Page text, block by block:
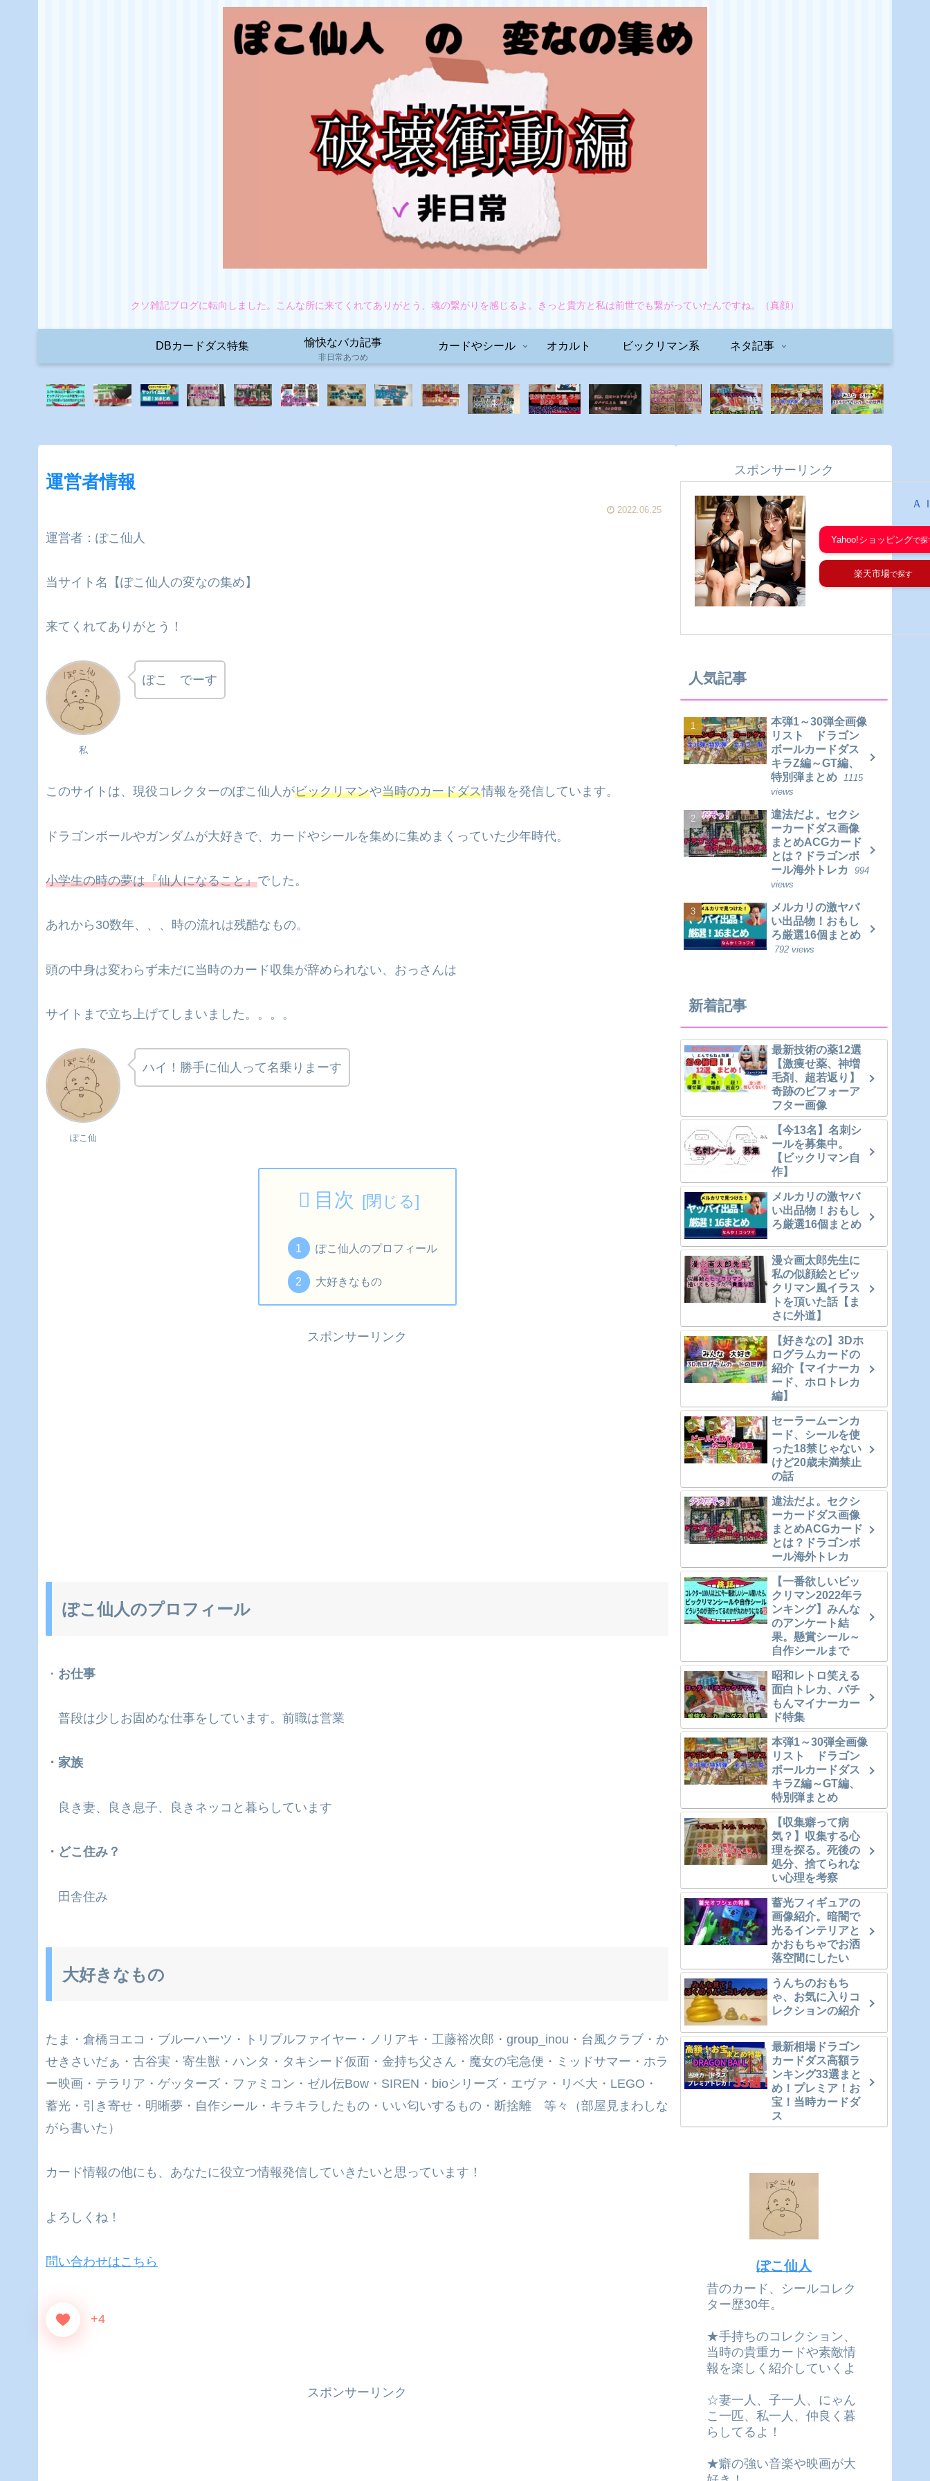
クソ雑記ブログに転向しました。こんな所に来てくれてありがとう、魂の繋がりを感じるよ。きっと貴方と私は前世でも繋がっていたんですね。（真顔）
DBカードダス特集
愉快なバカ記事
非日常あつめ
カードやシール オカルト ビックリマン系 ネタ記事
運営者情報
2022.06.25
運営者：ぽこ仙人
当サイト名【ぽこ仙人の変なの集め】
来てくれてありがとう！
私
ぽこ でーす
このサイトは、現役コレクターのぽこ仙人がビックリマンや当時のカードダス情報を発信しています。
ドラゴンボールやガンダムが大好きで、カードやシールを集めに集めまくっていた少年時代。
小学生の時の夢は『仙人になること』でした。
あれから30数年、、、時の流れは残酷なもの。
頭の中身は変わらず未だに当時のカード収集が辞められない、おっさんは
サイトまで立ち上げてしまいました。。。。
ぽこ仙
ハイ！勝手に仙人って名乗りまーす
目次
ぽこ仙人のプロフィール
大好きなもの
スポンサーリンク
ぽこ仙人のプロフィール
・ お仕事
普段は少しお固めな仕事をしています。前職は営業
・家族
良き妻、良き息子、良きネッコと暮らしています
・どこ住み？
田舎住み
大好きなもの
たま・倉橋ヨエコ・ブルーハーツ・トリプルファイヤー・ノリアキ・工藤裕次郎・group_inou・台風クラブ・か
せきさいだぁ・古谷実・寄生獣・ハンタ・タキシード仮面・金持ち父さん・魔女の宅急便・ミッドサマー・ホラ
ー映画・テラリア・ゲッターズ・ファミコン・ゼル伝Bow・SIREN・bioシリーズ・エヴァ・リベ大・LEGO・
蓄光・引き寄せ・明晰夢・自作シール・キラキラしたもの・いい匂いするもの・断捨離 等々（部屋見まわしな
がら書いた）
カード情報の他にも、あなたに役立つ情報発信していきたいと思っています！
よろしくね！
問い合わせはこちら
+4
スポンサーリンク
スポンサーリンク
Ａ
Yahoo!ショッピング
楽天市場
人気記事
本弾1～30弾全画像
リスト ドラゴン
ボールカードダス
キラZ編～GT編、
特別弾まとめ 1115
views
違法だよ。セクシ
ーカードダス画像
まとめACGカード
とは？ドラゴンボ
ール海外トレカ
994
views
メルカリの激ヤバ
い出品物！おもし
ろ厳選16個まとめ
792 views
新着記事
最新技術の薬12選
【激痩せ薬、神増
毛剤、超若返り】
奇跡のビフォーア
フター画像
【今13名】名刺シ
ールを募集中。
【ビックリマン自
作】
メルカリの激ヤバ
い出品物！おもし
ろ厳選16個まとめ
漫☆画太郎先生に
私の似顔絵とビッ
クリマン風イラス
トを頂いた話【ま
さに外道】
【好きなの】3Dホ
ログラムカードの
紹介【マイナーカ
ード、ホロトレカ
編】
セーラームーンカ
ード、シールを使
った18禁じゃない
けど20歳未満禁止
の話
違法だよ。セクシ
ーカードダス画像
まとめACGカード
とは？ドラゴンボ
ール海外トレカ
【一番欲しいビッ
クリマン2022年ラ
ンキング】みんな
のアンケート結
果。懸賞シール～
自作シールまで
昭和レトロ笑える
面白トレカ、パチ
もんマイナーカー
ド特集
本弾1～30弾全画像
リスト ドラゴン
ボールカードダス
キラZ編～GT編、
特別弾まとめ
【収集癖って病
気？】収集する心
理を探る。死後の
処分、捨てられな
い心理を考察
蓄光フィギュアの
画像紹介。暗闇で
光るインテリアと
かおもちゃでお洒
落空間にしたい
うんちのおもち
ゃ、お気に入りコ
レクションの紹介
最新相場ドラゴン
カードダス高額ラ
ンキング33選まと
め！プレミア！お
宝！当時カードダ
ス
ぽこ仙人
昔のカード、シールコレク
ター歴30年。
★手持ちのコレクション、
当時の貴重カードや素敵情
報を楽しく紹介していくよ
☆妻一人、子一人、にゃん
こ一匹、私一人、仲良く暮
らしてるよ！
★癖の強い音楽や映画が大